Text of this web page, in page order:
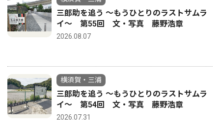
三郎助を追う 〜もうひとりのラストサムラ
イ〜 第55回 文・写真 藤野浩章
2026.08.07
横須賀・三浦
三郎助を追う 〜もうひとりのラストサムラ
イ〜 第54回 文・写真 藤野浩章
2026.07.31